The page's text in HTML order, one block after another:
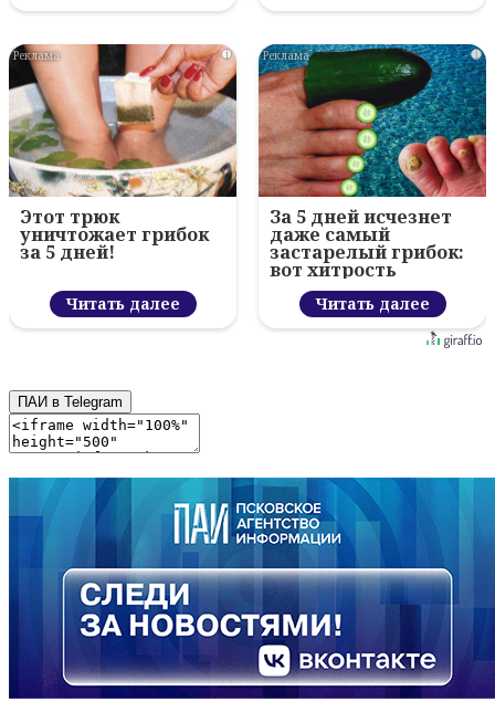
i
Этот трюк
уничтожает грибок
за 5 дней!
Читать далее
i
За 5 дней исчезнет
даже самый
застарелый грибок:
вот хитрость
Читать далее
ПАИ в Telegram